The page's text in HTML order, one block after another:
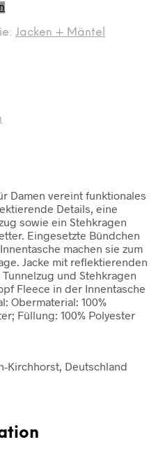
Jacken + Mäntel
Damen vereint funktionales
Details, eine
sowie ein Stehkragen
Eingesetzte Bündchen
machen sie zum
Jacke mit reflektierenden
und Stehkragen
Fleece in der Innentasche
Obermaterial: 100%
Füllung: 100% Polyester
Kirchhorst, Deutschland